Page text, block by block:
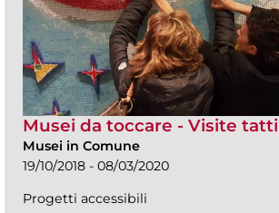
Musei da toccare - Visite
Musei in Comune
19/10/2018 - 08/03/2020
Progetti accessibili